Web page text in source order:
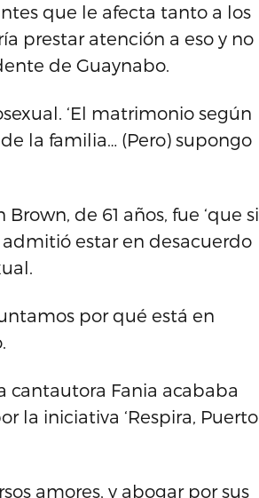
que le afecta tanto a los
prestar atención a eso y no
de Guaynabo.
‘El matrimonio según
la familia… (Pero) supongo
de 61 años, fue ‘que si
admitió estar en desacuerdo
por qué está en
cantautora Fania acababa
la iniciativa ‘Respira, Puerto
amores, y abogar por sus